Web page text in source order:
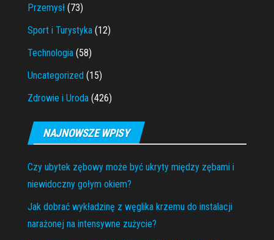
Przemysł (73)
Sport i Turystyka (12)
Technologia (58)
Uncategorized (15)
Zdrowie i Uroda (426)
NAJNOWSZE WPISY
Czy ubytek zębowy może być ukryty między zębami i
niewidoczny gołym okiem?
Jak dobrać wykładzinę z węglika krzemu do instalacji
narażonej na intensywne zużycie?